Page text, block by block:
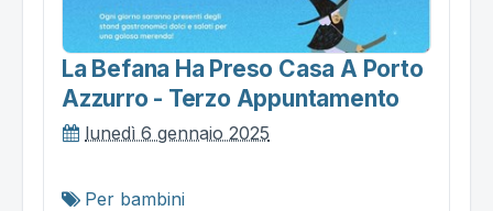
La Befana Ha Preso Casa A Porto
Azzurro - Terzo Appuntamento
lunedì 6 gennaio 2025
Per bambini